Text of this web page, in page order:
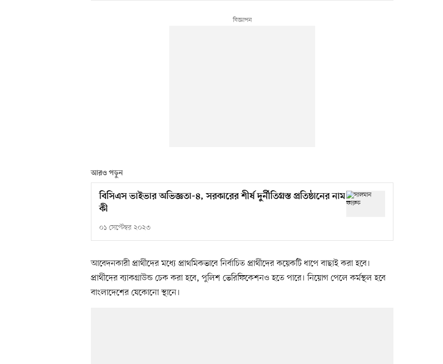
আরও পড়ুন
বিসিএস ভাইভার অভিজ্ঞতা-৪, সরকারের শীর্ষ দুর্নীতিগ্রস্ত প্রতিষ্ঠানের নাম
কী
০১ সেপ্টেম্বর ২০২৩
আবেদনকারী প্রার্থীদের মধ্যে প্রাথমিকভাবে নির্বাচিত প্রার্থীদের কয়েকটি ধাপে বাছাই করা হবে।
প্রার্থীদের ব্যাকগ্রাউন্ড চেক করা হবে, পুলিশ ভেরিফিকেশনও হতে পারে। নিয়োগ পেলে কর্মস্থল হবে
বাংলাদেশের যেকোনো স্থানে।